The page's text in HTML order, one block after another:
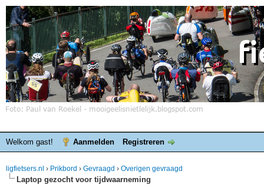
Welkom gast! Aanmelden Registreren
ligfietsers.nl › Prikbord › Gevraagd › Overigen gevraagd
Laptop gezocht voor tijdwaarneming